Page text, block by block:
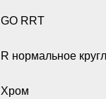
GO RRT
R нормальное
Хром